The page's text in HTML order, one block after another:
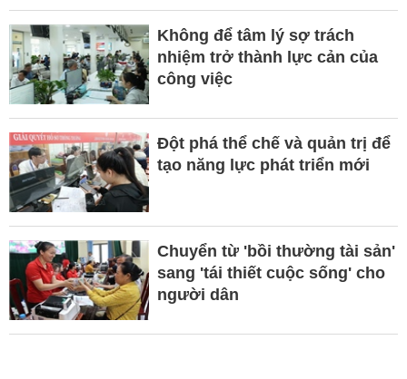
Không để tâm lý sợ trách
nhiệm trở thành lực cản của
công việc
Đột phá thể chế và quản trị để
tạo năng lực phát triển mới
Chuyển từ 'bồi thường tài sản'
sang 'tái thiết cuộc sống' cho
người dân